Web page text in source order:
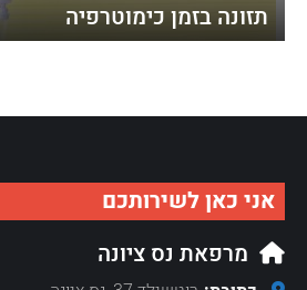
תזונה בזמן כימוטרפיה
אני כאן לשירותכם
מרפאת נס ציונה